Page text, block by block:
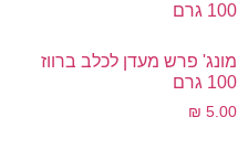
מונג' פרש מעדן לכלב ברווז
100 גרם
₪ 5.00